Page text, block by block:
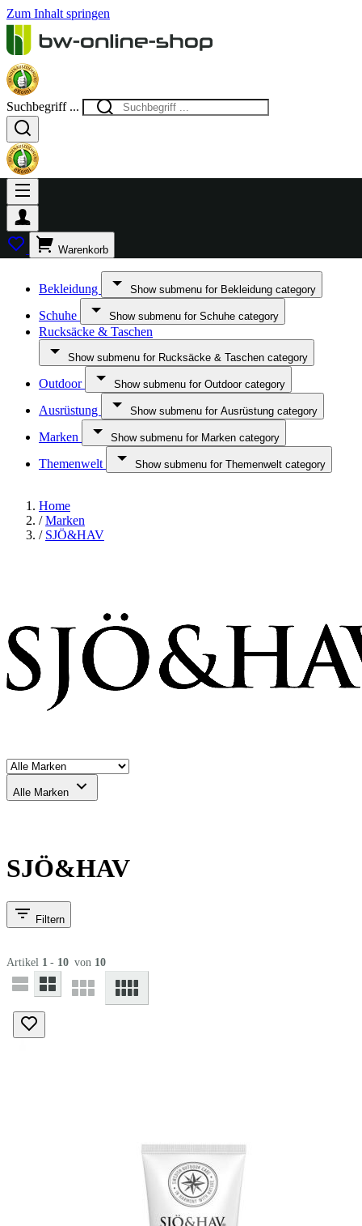
Zum Inhalt springen
Suchbegriff ...
Warenkorb
Bekleidung Show submenu for Bekleidung category
Schuhe Show submenu for Schuhe category
Rucksäcke & Taschen
Show submenu for Rucksäcke & Taschen category
Outdoor Show submenu for Outdoor category
Ausrüstung Show submenu for Ausrüstung category
Marken Show submenu for Marken category
Themenwelt Show submenu for Themenwelt category
Home
/ Marken
/ SJÖ&HAV
Alle Marken
SJÖ&HAV
Filtern
Artikel 1 - 10 von 10